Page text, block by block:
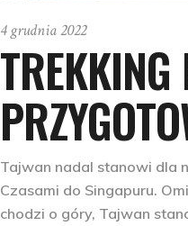
4 grudnia 2022
Tajwan nadal stanowi dla
Czasami do Singapuru.
chodzi o góry, Tajwan